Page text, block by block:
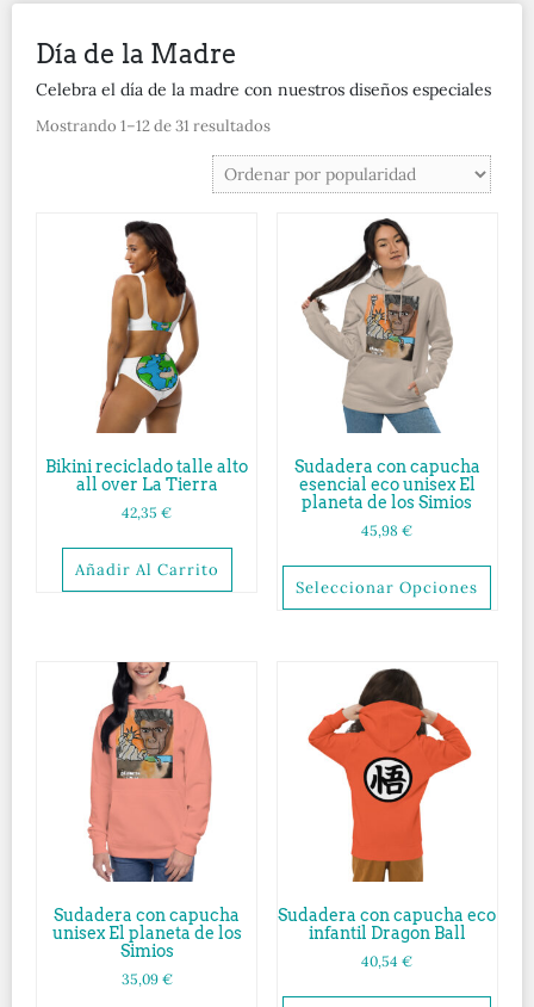
Día de la Madre
Celebra el día de la madre con nuestros diseños especiales
Mostrando 1–12 de 31 resultados
Bikini reciclado talle alto
all over La Tierra
42,35€
Añadir Al Carrito
Sudadera con capucha
esencial eco unisex El
planeta de los Simios
45,98€
Seleccionar Opciones
Sudadera con capucha
unisex El planeta de los
Simios
35,09 €
Sudadera con capucha eco
infantil Dragon Ball
40,54€